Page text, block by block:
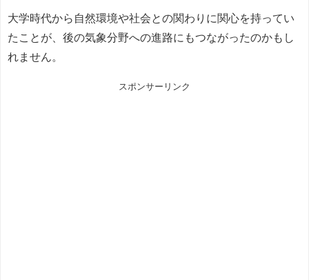
大学時代から自然環境や社会との関わりに関心を持ってい
たことが、後の気象分野への進路にもつながったのかもし
れません。
スポンサーリンク